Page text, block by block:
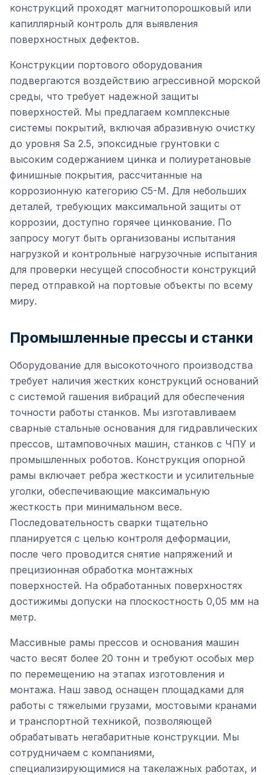
конструкций проходят магнитопорошковый или
капиллярный контроль для выявления
поверхностных дефектов.
Конструкции портового оборудования
подвергаются воздействию агрессивной морской
среды, что требует надежной защиты
поверхностей. Мы предлагаем комплексные
системы покрытий, включая абразивную очистку
до уровня Sa 2.5, эпоксидные грунтовки с
высоким содержанием цинка и полиуретановые
финишные покрытия, рассчитанные на
коррозионную категорию C5-M. Для небольших
деталей, требующих максимальной защиты от
коррозии, доступно горячее цинкование. По
запросу могут быть организованы испытания
нагрузкой и контрольные нагрузочные испытания
для проверки несущей способности конструкций
перед отправкой на портовые объекты по всему
миру.
Промышленные прессы и станки
Оборудование для высокоточного производства
требует наличия жестких конструкций оснований
с системой гашения вибраций для обеспечения
точности работы станков. Мы изготавливаем
сварные стальные основания для гидравлических
прессов, штамповочных машин, станков с ЧПУ и
промышленных роботов. Конструкция опорной
рамы включает ребра жесткости и усилительные
уголки, обеспечивающие максимальную
жесткость при минимальном весе.
Последовательность сварки тщательно
планируется с целью контроля деформации,
после чего проводится снятие напряжений и
прецизионная обработка монтажных
поверхностей. На обработанных поверхностях
достижимы допуски на плоскостность 0,05 мм на
метр.
Массивные рамы прессов и основания машин
часто весят более 20 тонн и требуют особых мер
по перемещению на этапах изготовления и
монтажа. Наш завод оснащен площадками для
работы с тяжелыми грузами, мостовыми кранами
и транспортной техникой, позволяющей
обрабатывать негабаритные конструкции. Мы
сотрудничаем с компаниями,
специализирующимися на такелажных работах, и